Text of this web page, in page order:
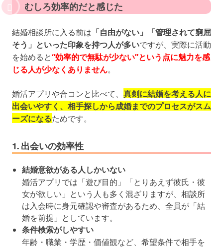
むしろ効率的だと感じた
結婚相談所に入る前は 「自由がない」「管理されて窮屈
そう」といった印象を持つ人が多いですが、実際に活動
を始めると“効率的で無駄が少ない”という点に魅力を感
じる人が少なくありません。
婚活アプリや合コンと比べて、 真剣に結婚を考える人に
出会いやすく、相手探しから成婚までのプロセスがスム
ーズになるためです。
1. 出会いの効率性
結婚意欲がある人しかいない
婚活アプリでは「遊び目的」「とりあえず彼氏・彼
女が欲しい」という人も多く混ざりますが、相談所
は入会時に身元確認や審査があるため、全員が「結
婚を前提」としています。
条件検索がしやすい
年齢・職業・学歴・価値観など、希望条件で相手を